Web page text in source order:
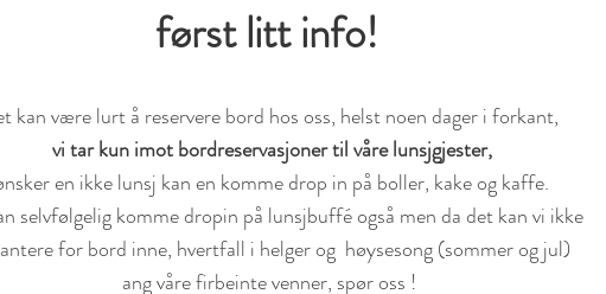
først litt info!
kan være lurt å reservere bord hos oss, helst noen dager i forkant,
vi tar kun imot bordreservasjoner til våre lunsjgjester,
en ikke lunsj kan en komme drop in på boller, kake og kaffe.
selvfølgelig komme dropin på lunsjbuffé også men da det kan vi ikke
for bord inne, hvertfall i helger og høysesong (sommer og jul)
ang våre firbeinte venner, spør oss !